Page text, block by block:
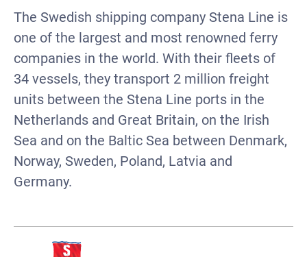
The Swedish shipping company Stena Line is
one of the largest and most renowned ferry
companies in the world. With their fleets of
34 vessels, they transport 2 million freight
units between the Stena Line ports in the
Netherlands and Great Britain, on the Irish
Sea and on the Baltic Sea between Denmark,
Norway, Sweden, Poland, Latvia and
Germany.